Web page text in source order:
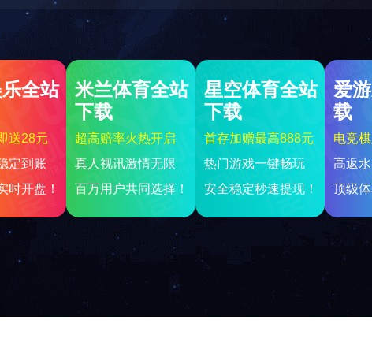
Copyright © 2012-2026 球友会服装公司 版权所有 非商用版本
粤ICP备